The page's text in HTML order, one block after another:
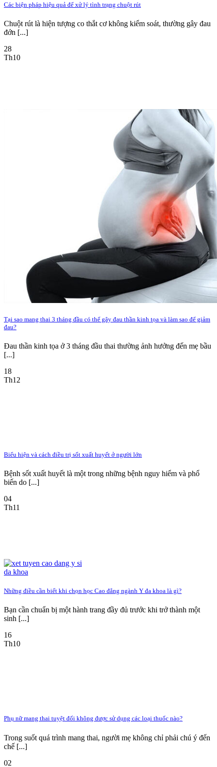
Các biện pháp hiệu quả để xử lý tình trạng chuột rút
Chuột rút là hiện tượng co thắt cơ không kiểm soát, thường gây đau
đớn [...]
28
Th10
Tại sao mang thai 3 tháng đầu có thể gây đau thần kinh tọa và làm sao để giảm
đau?
Đau thần kinh tọa ở 3 tháng đầu thai thường ảnh hưởng đến mẹ bầu
[...]
18
Th12
Biểu hiện và cách điều trị sốt xuất huyết ở người lớn
Bệnh sốt xuất huyết là một trong những bệnh nguy hiểm và phổ
biến do [...]
04
Th11
Những điều cần biết khi chọn học Cao đẳng ngành Y đa khoa là gì?
Bạn cần chuẩn bị một hành trang đầy đủ trước khi trở thành một
sinh [...]
16
Th10
Phụ nữ mang thai tuyệt đối không được sử dụng các loại thuốc nào?
Trong suốt quá trình mang thai, người mẹ không chỉ phải chú ý đến
chế [...]
02